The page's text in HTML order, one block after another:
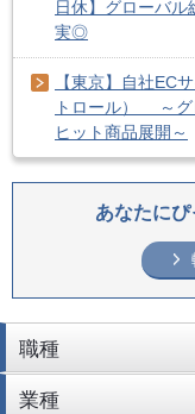
日休】グローバ
実◎
【東京】自社EC
トロール） ～グ
ヒット商品展開～
あなたに
職種
業種